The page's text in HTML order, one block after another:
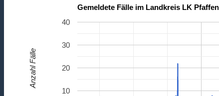
Gemeldete Fälle im Landkreis LK
10
20
30
40
Anzahl Fälle